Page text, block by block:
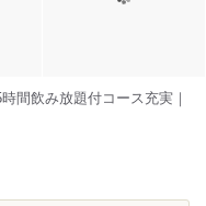
間飲み放題付コース充実｜